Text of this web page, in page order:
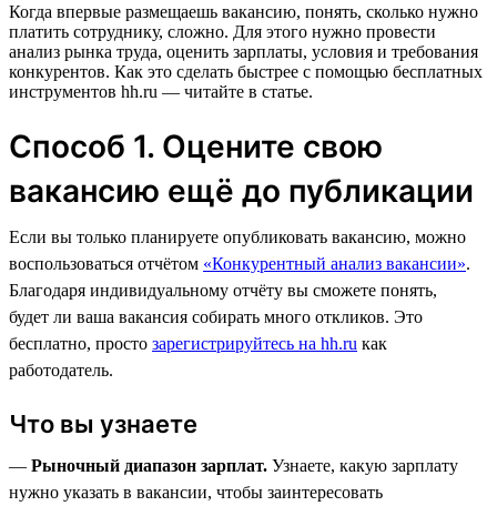
Когда впервые размещаешь вакансию, понять, сколько нужно
платить сотруднику, сложно. Для этого нужно провести
анализ рынка труда, оценить зарплаты, условия и требования
конкурентов. Как это сделать быстрее с помощью бесплатных
инструментов hh.ru — читайте в статье.
Способ 1. Оцените свою
вакансию ещё до публикации
Если вы только планируете опубликовать вакансию, можно
воспользоваться отчётом «Конкурентный анализ вакансии».
Благодаря индивидуальному отчёту вы сможете понять,
будет ли ваша вакансия собирать много откликов. Это
бесплатно, просто зарегистрируйтесь на hh.ru как
работодатель.
Что вы узнаете
— Рыночный диапазон зарплат. Узнаете, какую зарплату
нужно указать в вакансии, чтобы заинтересовать